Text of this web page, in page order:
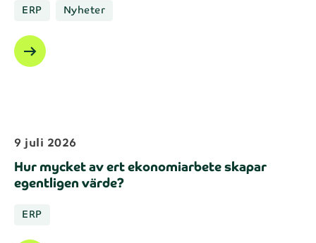
ERP Nyheter
arrow_right_alt
9 juli 2026
Hur mycket av ert ekonomiarbete skapar
egentligen värde?
ERP